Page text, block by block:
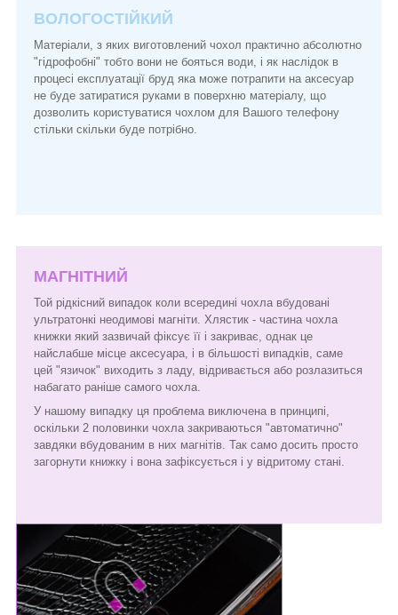
ВОЛОГОСТІЙКИЙ
Матеріали, з яких виготовлений чохол практично абсолютно
"гідрофобні" тобто вони не бояться води, і як наслідок в
процесі експлуатації бруд яка може потрапити на аксесуар
не буде затиратися руками в поверхню матеріалу, що
дозволить користуватися чохлом для Вашого телефону
стільки скільки буде потрібно.
МАГНІТНИЙ
Той рідкісний випадок коли всередині чохла вбудовані
ультратонкі неодимові магніти. Хлястик - частина чохла
книжки який зазвичай фіксує її і закриває, однак це
найслабше місце аксесуара, і в більшості випадків, саме
цей "язичок" виходить з ладу, відривається або розлазиться
набагато раніше самого чохла.
У нашому випадку ця проблема виключена в принципі,
оскільки 2 половинки чохла закриваються "автоматично"
завдяки вбудованим в них магнітів. Так само досить просто
загорнути книжку і вона зафіксується і у відритому стані.